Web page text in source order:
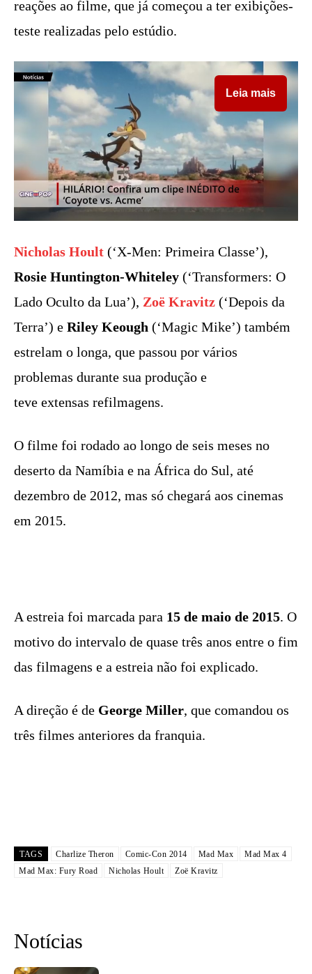
reações ao filme, que já começou a ter exibições-
teste realizadas pelo estúdio.
Leia mais
Nicholas Hoult (‘X-Men: Primeira Classe’),
Rosie Huntington-Whiteley (‘Transformers: O
Lado Oculto da Lua’), Zoë Kravitz (‘Depois da
Terra’) e Riley Keough (‘Magic Mike’) também
estrelam o longa, que passou por vários
problemas durante sua produção e
teve extensas refilmagens.
O filme foi rodado ao longo de seis meses no
deserto da Namíbia e na África do Sul, até
dezembro de 2012, mas só chegará aos cinemas
em 2015.
A estreia foi marcada para 15 de maio de 2015. O
motivo do intervalo de quase três anos entre o fim
das filmagens e a estreia não foi explicado.
A direção é de George Miller, que comandou os
três filmes anteriores da franquia.
TAGS Charlize Theron Comic-Con 2014 Mad Max
Mad Max 4
Mad Max: Fury Road
Nicholas Hoult Zoë Kravitz
Notícias